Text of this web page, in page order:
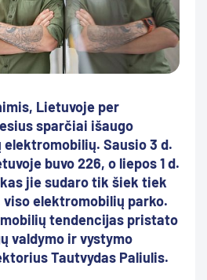
Lietuvoje per
sparčiai išaugo
Sausio 3 d.
buvo 226, o liepos 1 d.
jie sudaro tik šiek tiek
viso elektromobilių parko.
tendencijas pristato
valdymo ir vystymo
Tautvydas Paliulis.